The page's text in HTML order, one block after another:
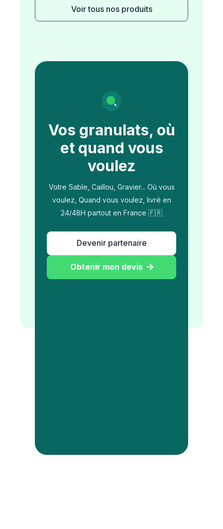
Voir tous nos produits
Vos granulats, où
et quand vous
voulez
Votre Sable, Caillou, Gravier... Où vous
voulez, Quand vous voulez, livré en
24/48H partout en France 🇫🇷
Devenir partenaire
Obtenir mon devis 